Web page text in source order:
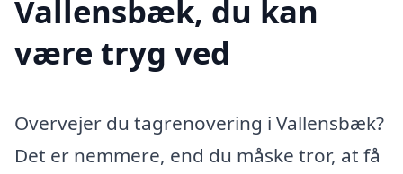
Vallensbæk, du kan
være tryg ved
Overvejer du tagrenovering i Vallensbæk?
Det er nemmere, end du måske tror, at få